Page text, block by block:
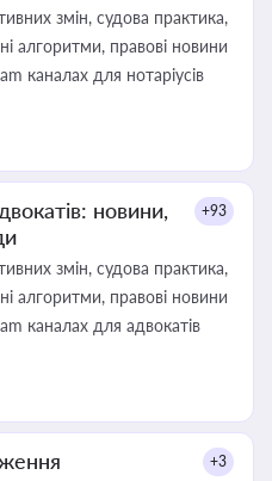
змін, судова практика,
алгоритми, правові новини
каналах для нотаріусів
новини,
+93
змін, судова практика,
алгоритми, правові новини
каналах для адвокатів
+3